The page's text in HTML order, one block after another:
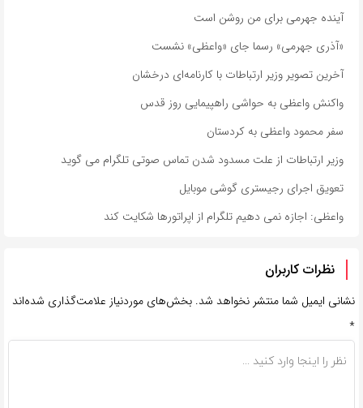
آینده جهرمی برای من روشن است
«آذری جهرمی» رسما جای «واعظی» نشست
آخرین تصویر وزیر ارتباطات با کارنامه‌ای درخشان
واکنش واعظی به حواشی راهپیمایی روز قدس
سفر محمود واعظی به کردستان
وزیر ارتباطات از علت مسدود شدن تماس صوتی تلگرام می گوید
تعویق اجرای رجیستری گوشی موبایل
واعظی: اجازه نمی دهیم تلگرام از اپراتورها شکایت کند
نظرات کاربران
نشانی ایمیل شما منتشر نخواهد شد. بخش‌های موردنیاز علامت‌گذاری شده‌اند
*